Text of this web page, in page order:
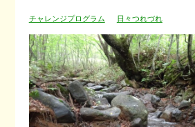
チャレンジプログラム 日々つれづれ